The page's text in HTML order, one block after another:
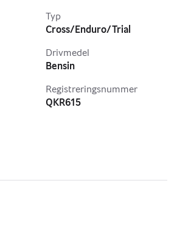
Typ
Cross/Enduro/Trial
Drivmedel
Bensin
Registreringsnummer
QKR615